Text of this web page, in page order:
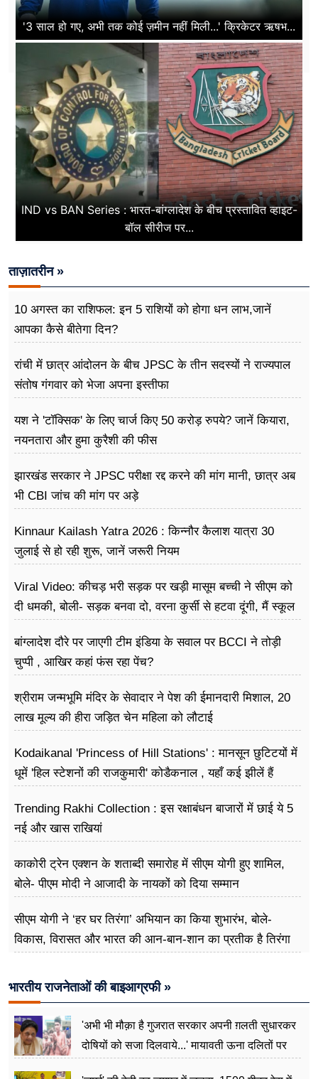
'3 साल हो गए, अभी तक कोई ज़मीन नहीं मिली...' क्रिकेटर ऋषभ...
IND vs BAN Series : भारत-बांग्लादेश के बीच प्रस्तावित व्हाइट-
बॉल सीरीज पर...
ताज़ातरीन »
10 अगस्त का राशिफल: इन 5 राशियों को होगा धन लाभ,जानें
आपका कैसे बीतेगा दिन?
रांची में छात्र आंदोलन के बीच JPSC के तीन सदस्यों ने राज्यपाल
संतोष गंगवार को भेजा अपना इस्तीफा
यश ने 'टॉक्सिक' के लिए चार्ज किए 50 करोड़ रुपये? जानें कियारा,
नयनतारा और हुमा कुरैशी की फीस
झारखंड सरकार ने JPSC परीक्षा रद्द करने की मांग मानी, छात्र अब
भी CBI जांच की मांग पर अड़े
Kinnaur Kailash Yatra 2026 : किन्नौर कैलाश यात्रा 30
जुलाई से हो रही शुरू, जानें जरूरी नियम
Viral Video: कीचड़ भरी सड़क पर खड़ी मासूम बच्ची ने सीएम को
दी धमकी, बोली- सड़क बनवा दो, वरना कुर्सी से हटवा दूंगी, मैं स्कूल
बांग्लादेश दौरे पर जाएगी टीम इंडिया के सवाल पर BCCI ने तोड़ी
चुप्पी , आखिर कहां फंस रहा पेंच?
श्रीराम जन्मभूमि मंदिर के सेवादार ने पेश की ईमानदारी मिशाल, 20
लाख मूल्य की हीरा जड़ित चेन महिला को लौटाई
Kodaikanal 'Princess of Hill Stations' : मानसून छुटिटयों में
धूमें 'हिल स्टेशनों की राजकुमारी' कोडैकनाल , यहाँ कई झीलें हैं
Trending Rakhi Collection : इस रक्षाबंधन बाजारों में छाई ये 5
नई और खास राखियां
काकोरी ट्रेन एक्शन के शताब्दी समारोह में सीएम योगी हुए शामिल,
बोले- पीएम मोदी ने आजादी के नायकों को दिया सम्मान
सीएम योगी ने ‘हर घर तिरंगा’ अभियान का किया शुभारंभ, बोले-
विकास, विरासत और भारत की आन-बान-शान का प्रतीक है तिरंगा
भारतीय राजनेताओं की बाइआग्रफी »
'अभी भी मौक़ा है गुजरात सरकार अपनी ग़लती सुधारकर
दोषियों को सजा दिलवाये...' मायावती ऊना दलितों पर